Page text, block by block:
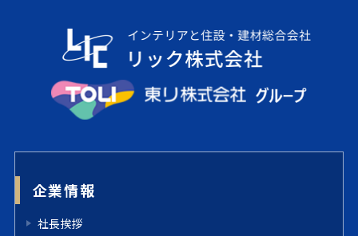
企業情報
社長挨拶